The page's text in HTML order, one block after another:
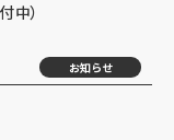
中）
お知らせ